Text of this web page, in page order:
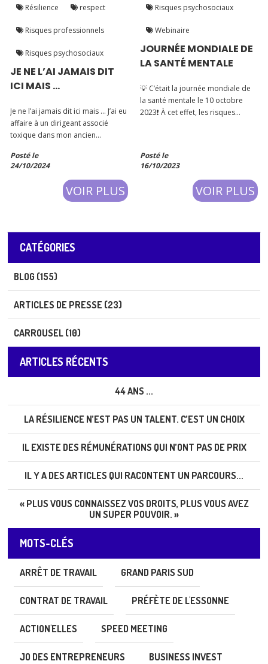
JE NE L’AI JAMAIS DIT
ICI MAIS …
Je ne l’ai jamais dit ici mais … J’ai eu
affaire à un dirigeant associé
toxique dans mon ancien
tant que salariée.
Posté le
24/10/2024
VOIR PLUS
Résilience respect
Risques professionnels
Risques psychosociaux
JOURNÉE MONDIALE DE
LA SANTÉ MENTALE
💡 C’était la journée mondiale de
la santé mentale le 10 octobre
2023❗️ À cet effet, les risques
Posté le
16/10/2023
VOIR PLUS
Risques psychosociaux
Webinaire
CATÉGORIES
BLOG (155)
ARTICLES DE PRESSE (23)
CARROUSEL (10)
ARTICLES RÉCENTS
44 ANS ...
LA RÉSILIENCE N’EST PAS UN TALENT. C’EST UN CHOIX
IL EXISTE DES RÉMUNÉRATIONS QUI N’ONT PAS DE PRIX
IL Y A DES ARTICLES QUI RACONTENT UN PARCOURS...
« PLUS VOUS CONNAISSEZ VOS DROITS, PLUS VOUS AVEZ
UN SUPER POUVOIR. »
MOTS-CLÉS
ARRÊT DE TRAVAIL GRAND PARIS SUD
CONTRAT DE TRAVAIL PRÉFÈTE DE L'ESSONNE
ACTION'ELLES SPEED MEETING
JO DES ENTREPRENEURS BUSINESS INVEST